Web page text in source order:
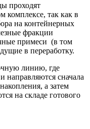
проходят
комплексе, так как в
на контейнерных
фракции
примеси (в том
в переработку.
линию, где
направляются сначала
а затем
на складе готового